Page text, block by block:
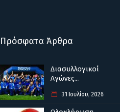
Πρόσφατα Άρθρα
Διασυλλογικοί
Αγώνες...
31 Ιουλίου, 2026